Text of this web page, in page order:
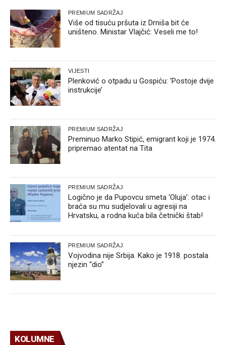
PREMIUM SADRŽAJ
Više od tisuću pršuta iz Drniša bit će
uništeno. Ministar Vlajčić: Veseli me to!
VIJESTI
Plenković o otpadu u Gospiću: ‘Postoje dvije
instrukcije’
PREMIUM SADRŽAJ
Preminuo Marko Stipić, emigrant koji je 1974.
pripremao atentat na Tita
PREMIUM SADRŽAJ
Logično je da Pupovcu smeta ‘Oluja’: otac i
braća su mu sudjelovali u agresiji na
Hrvatsku, a rodna kuća bila četnički štab!
PREMIUM SADRŽAJ
Vojvodina nije Srbija. Kako je 1918. postala
njezin “dio”
KOLUMNE